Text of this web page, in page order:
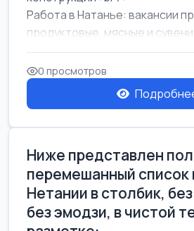
Работа в Натанье: вакансии
продуктовые, мясные и
Разнорабочий на сборку м...
0 просмотров
Ниже представлен
перемешанный список
Нетании в столбик,
без эмодзи, в чистой